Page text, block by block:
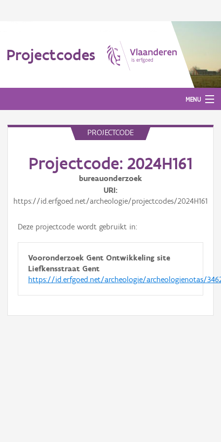
Projectcodes
MENU
PROJECTCODE
Projectcode: 2024H161
bureauonderzoek
URI
https://id.erfgoed.net/archeologie/projectcodes/2024H161
Deze projectcode wordt gebruikt in:
Vooronderzoek Gent Ontwikkeling site
Liefkensstraat Gent
https://id.erfgoed.net/archeologie/archeologienotas/